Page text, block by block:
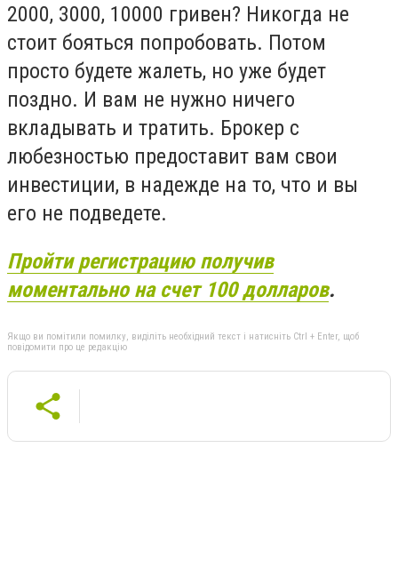
2000, 3000, 10000 гривен? Никогда не
стоит бояться попробовать. Потом
просто будете жалеть, но уже будет
поздно. И вам не нужно ничего
вкладывать и тратить. Брокер с
любезностью предоставит вам свои
инвестиции, в надежде на то, что и вы
его не подведете.
Пройти регистрацию получив
моментально на счет 100 долларов.
Якщо ви помітили помилку, виділіть необхідний текст і натисніть Ctrl + Enter, щоб
повідомити про це редакцію